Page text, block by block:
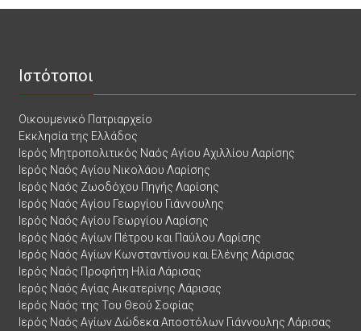
Ιστότοποι
Οικουμενικό Πατριαρχείο
Εκκλησία της Ελλάδος
Ιερός Μητροπολιτικός Ναός Αγίου Αχιλλίου Λαρίσης
Ιερός Ναός Αγίου Νικολάου Λαρίσης
Ιερός Ναός Ζωοδόχου Πηγής Λαρίσης
Ιερός Ναός Αγίου Γεωργίου Γιάννουλης
Ιερός Ναός Αγίου Γεωργίου Λαρίσης
Ιερός Ναός Αγίων Πέτρου και Παύλου Λαρίσης
Ιερός Ναός Αγίων Κωνσταντίνου και Ελένης Λάρισας
Ιερός Ναός Προφήτη Ηλία Λάρισας
Ιερός Ναός Αγίας Αικατερίνης Λάρισας
Ιερός Ναός της Του Θεού Σοφίας
Ιερός Ναός Αγίων Δώδεκα Αποστόλων Γιάννουλης Λάρισας